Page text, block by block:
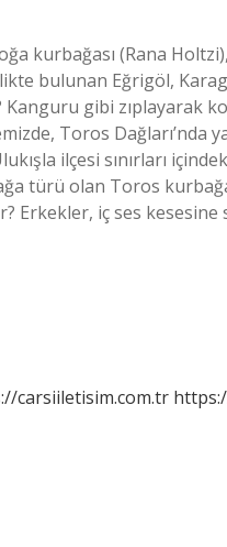
kurbağası (Rana
bulunan Eğrigöl,
gibi zıplayarak
Toros Dağları’nda
ilçesi sınırları
türü olan Toros
Erkekler, iç ses
carsiiletisim.com.tr